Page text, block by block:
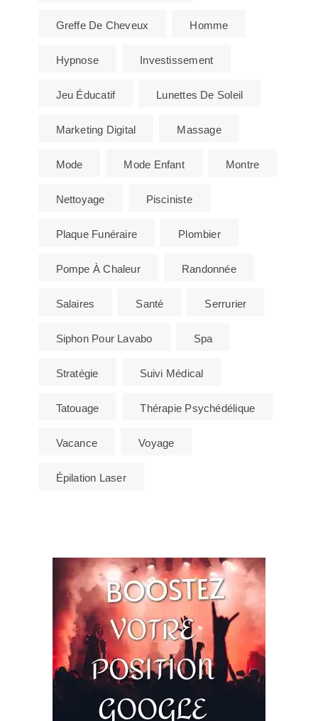
Greffe De Cheveux Homme
Hypnose Investissement
Jeu Éducatif Lunettes De Soleil
Marketing Digital Massage
Mode Mode Enfant Montre
Nettoyage Pisciniste
Plaque Funéraire Plombier
Pompe À Chaleur Randonnée
Salaires Santé Serrurier
Siphon Pour Lavabo Spa
Stratégie Suivi Médical
Tatouage Thérapie Psychédélique
Vacance Voyage
Épilation Laser